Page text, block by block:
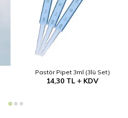
Pastör Pipet 3ml (3lü Set)
14,30 TL KDV